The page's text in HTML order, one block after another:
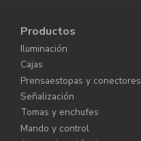
Productos
Iluminación
Cajas
Prensaestopas y conectores
Señalización
Tomas y enchufes
Mando y control